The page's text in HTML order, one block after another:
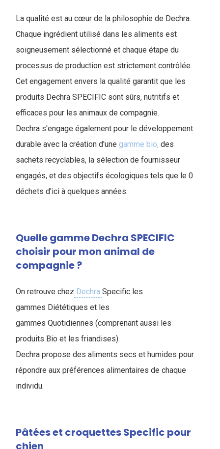
La qualité est au cœur de la philosophie de Dechra.
Chaque ingrédient utilisé dans les aliments est
soigneusement sélectionné et chaque étape du
processus de production est strictement contrôlée.
Cet engagement envers la qualité garantit que les
produits Dechra SPECIFIC sont sûrs, nutritifs et
efficaces pour les animaux de compagnie.
Dechra s'engage également pour le développement
durable avec la création d'une gamme bio, des
sachets recyclables, la sélection de fournisseur
engagés, et des objectifs écologiques tels que le 0
déchets d'ici à quelques années.
Quelle gamme Dechra SPECIFIC
choisir pour mon animal de
compagnie ?
On retrouve chez Dechra Specific les
gammes Diététiques et les
gammes Quotidiennes (comprenant aussi les
produits Bio et les friandises).
Dechra propose des aliments secs et humides pour
répondre aux préférences alimentaires de chaque
individu.
Pâtées et croquettes Specific pour
chien